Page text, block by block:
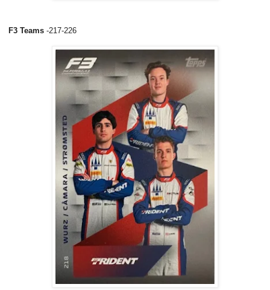
F3 Teams -217-226